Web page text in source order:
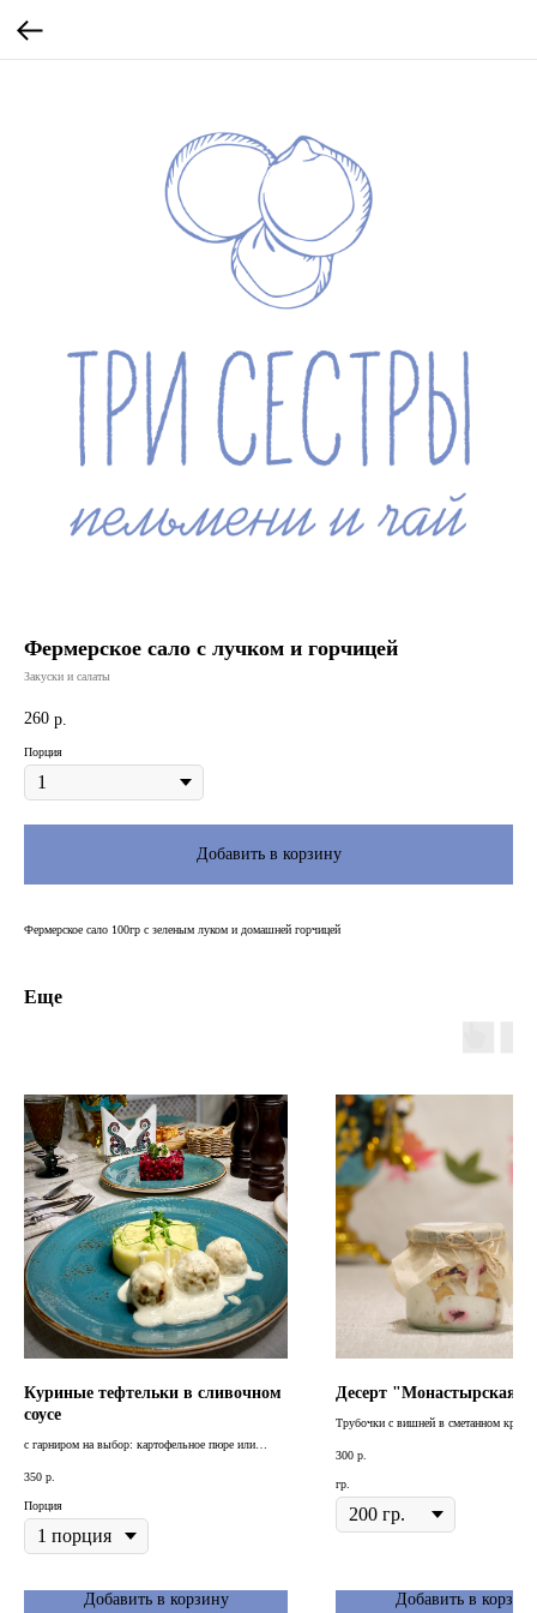
Фермерское сало с лучком и горчицей
Закуски и салаты
260 р.
Порция
Добавить в корзину
Фермерское сало 100гр с зеленым луком и домашней горчицей
Еще
Куриные тефтельки в сливочном
соусе
с гарниром на выбор: картофельное пюре или
350 р.
Порция
Добавить в корзину
Десерт "Монастырская
Трубочки с вишней в сметанном креме
300 р.
гр.
Добавить в